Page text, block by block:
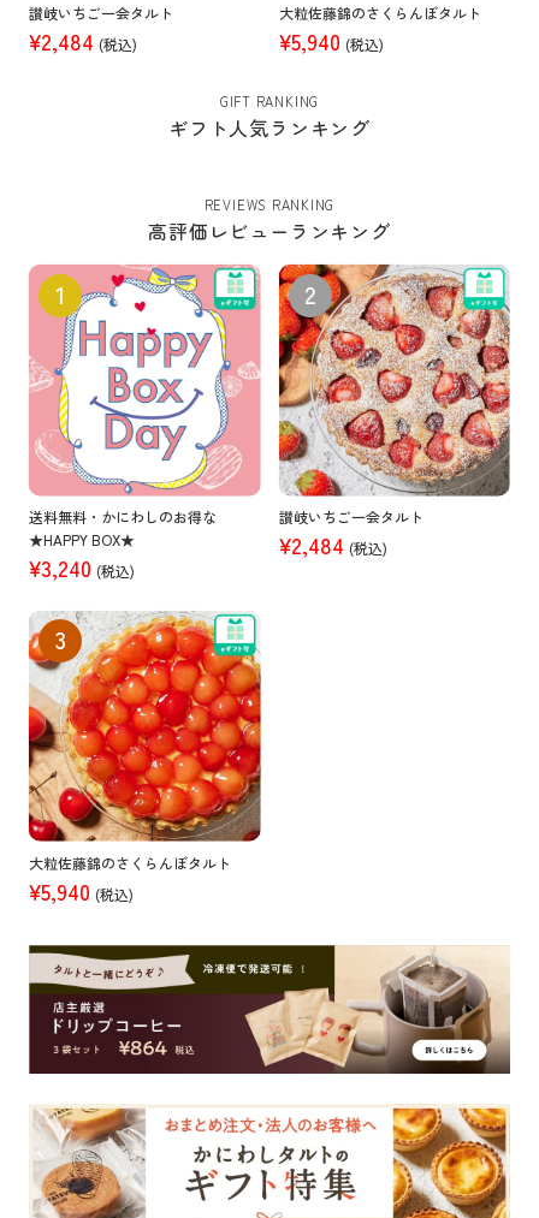
讃岐いちご一会タルト
¥2,484 (税込)
大粒佐藤錦のさくらんぼタルト
¥5,940 (税込)
GIFT RANKING
ギフト人気ランキング
REVIEWS RANKING
高評価レビューランキング
送料無料・かにわしのお得な
★HAPPY BOX★
¥3,240 (税込)
讃岐いちご一会タルト
¥2,484 (税込)
大粒佐藤錦のさくらんぼタルト
¥5,940 (税込)